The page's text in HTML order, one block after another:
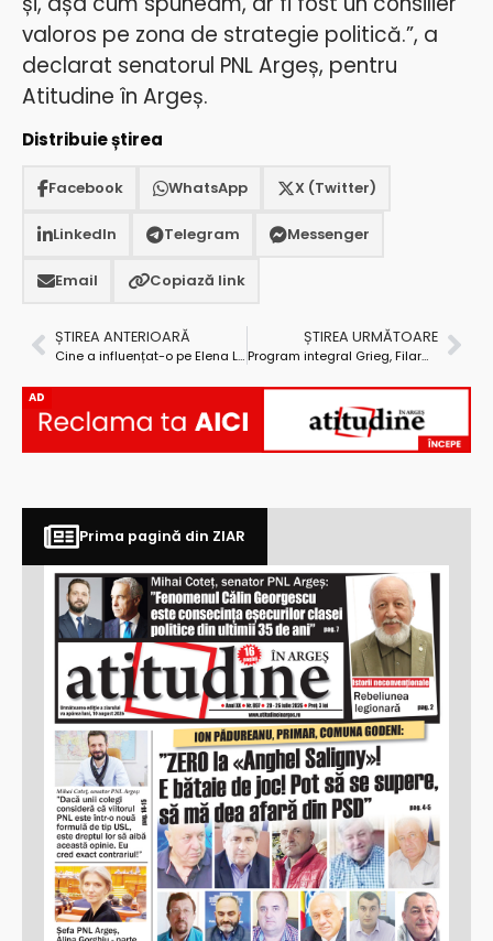
valoros pe zona de strategie politică.”, a
declarat senatorul PNL Argeș, pentru
Atitudine în Argeș.
Distribuie știrea
Facebook WhatsApp X (Twitter)
LinkedIn Telegram Messenger
Email Copiază link
ȘTIREA ANTERIOARĂ
Cine a influențat-o pe Elena Lasconi să prezinte pozele fake cu Nicușor Dan-Coldea-Ponta? O apropiată a lui Ionuț Moșteanu?!…
ȘTIREA URMĂTOARE
Program integral Grieg, Filarmonica Pitești
AD
Prima pagină din ZIAR